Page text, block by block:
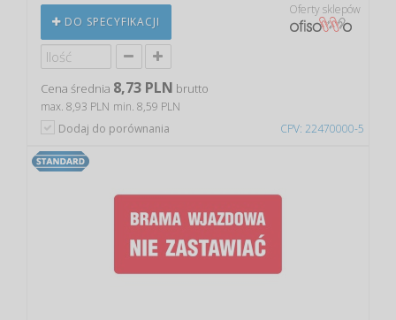
CPV: 22470000-5
DO SPECYFIKACJI
Oferty sklepów
Cena średnia 8,73 PLN brutto
max. 8,93 PLN min. 8,59 PLN
Dodaj do porównania